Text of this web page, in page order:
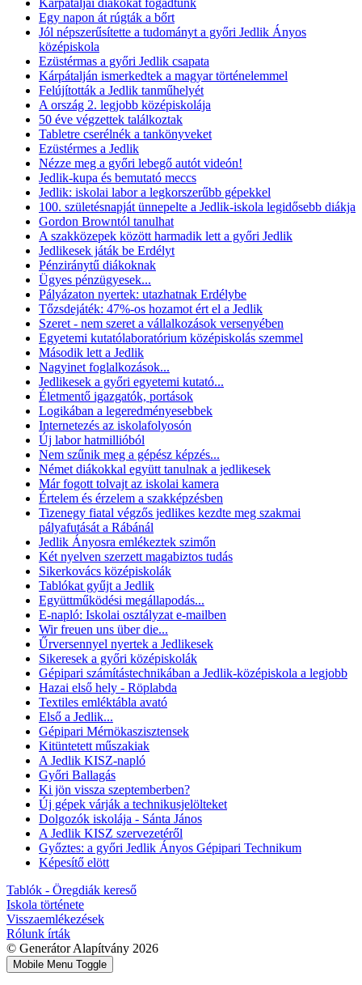
Kárpátaljai diákokat fogadtunk
Egy napon át rúgták a bőrt
Jól népszerűsítette a tudományt a győri Jedlik Ányos
középiskola
Ezüstérmas a győri Jedlik csapata
Kárpátalján ismerkedtek a magyar történelemmel
Felújították a Jedlik tanműhelyét
A ország 2. legjobb középiskolája
50 éve végzettek találkoztak
Tabletre cserélnék a tankönyveket
Ezüstérmes a Jedlik
Nézze meg a győri lebegő autót videón!
Jedlik-kupa és bemutató meccs
Jedlik: iskolai labor a legkorszerűbb gépekkel
100. születésnapját ünnepelte a Jedlik-iskola legidősebb diákja
Gordon Browntól tanulhat
A szakközepek között harmadik lett a győri Jedlik
Jedlikesek játák be Erdélyt
Pénziránytű diákoknak
Ügyes pénzügyesek...
Pályázaton nyertek: utazhatnak Erdélybe
Tőzsdejáték: 47%-os hozamot ért el a Jedlik
Szeret - nem szeret a vállalkozások versenyében
Egyetemi kutatólaboratórium középiskolás szemmel
Második lett a Jedlik
Nagyinet foglalkozások...
Jedlikesek a győri egyetemi kutató...
Életmentő igazgatók, portások
Logikában a legeredményesebbek
Internetezés az iskolafolyosón
Új labor hatmillióból
Nem szűnik meg a gépész képzés...
Német diákokkal együtt tanulnak a jedlikesek
Már fogott tolvajt az iskolai kamera
Értelem és érzelem a szakképzésben
Tizenegy fiatal végzős jedlikes kezdte meg szakmai
pályafutását a Rábánál
Jedlik Ányosra emlékeztek szimőn
Két nyelven szerzett magabiztos tudás
Sikerkovács középiskolák
Tablókat gyűjt a Jedlik
Együttműködési megállapodás...
E-napló: Iskolai osztályzat e-mailben
Wir freuen uns über die...
Űrversennyel nyertek a Jedlikesek
Sikeresek a győri középiskolák
Gépipari számítástechnikában a Jedlik-középiskola a legjobb
Hazai első hely - Röplabda
Textiles emléktábla avató
Első a Jedlik...
Gépipari Mérnökaszisztensek
Kitüntetett műszakiak
A Jedlik KISZ-napló
Győri Ballagás
Ki jön vissza szeptemberben?
Új gépek várják a technikusjelölteket
Dolgozók iskolája - Sánta János
A Jedlik KISZ szervezetéről
Győztes: a győri Jedlik Ányos Gépipari Technikum
Képesítő elött
Tablók - Öregdiák kereső
Iskola története
Visszaemlékezések
Rólunk írták
© Generátor Alapítvány 2026
Mobile Menu Toggle